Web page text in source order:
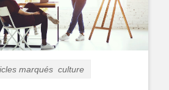
marqués culture